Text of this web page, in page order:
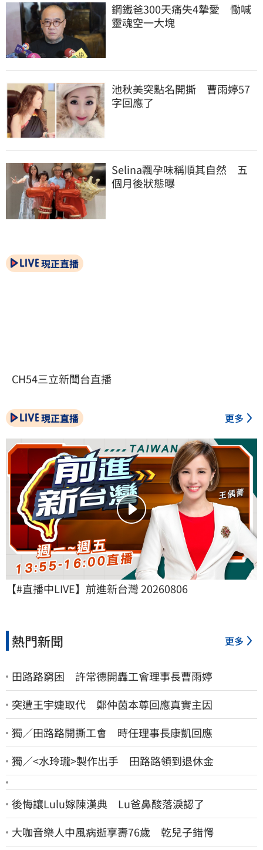
鋼鐵爸300天痛失4摯愛　慟喊
靈魂空一大塊
池秋美突點名開撕　曹雨婷57
字回應了
Selina飄孕味稱順其自然　五
個月後狀態曝
現正直播
CH54三立新聞台直播
現正直播 更多
【#直播中LIVE】前進新台灣 20260806
熱門新聞 更多
田路路窮困 許常德開轟工會理事長曹雨婷
突遭王宇婕取代 鄭仲茵本尊回應真實主因
獨／田路路開撕工會 時任理事長康凱回應
獨／<水玲瓏>製作出手 田路路領到退休金
後悔讓Lulu嫁陳漢典 Lu爸鼻酸落淚認了
大咖音樂人中風病逝享壽76歲 乾兒子錯愕